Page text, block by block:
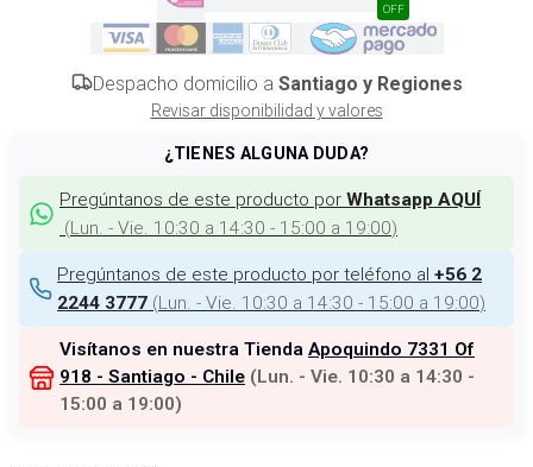
OFF
Despacho domicilio a Santiago y Regiones
Revisar disponibilidad y valores
¿TIENES ALGUNA DUDA?
Pregúntanos de este producto por Whatsapp AQUÍ
(Lun. - Vie. 10:30 a 14:30 - 15:00 a 19:00)
Pregúntanos de este producto por teléfono al +56 2
2244 3777 (Lun. - Vie. 10:30 a 14:30 - 15:00 a 19:00)
Visítanos en nuestra Tienda Apoquindo 7331 Of
918 - Santiago - Chile (Lun. - Vie. 10:30 a 14:30 -
15:00 a 19:00)